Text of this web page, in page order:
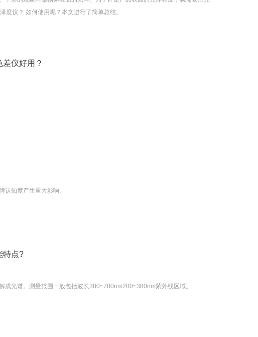
度仪？ 如何使用呢？本文进行了简单总结。
仪好用？
认知度产生重大影响。
特点?
成光谱。测量范围一般包括波长380~780nm200~380nm紫外线区域。